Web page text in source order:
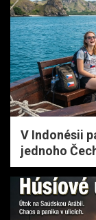
V Indonésii
jednoho